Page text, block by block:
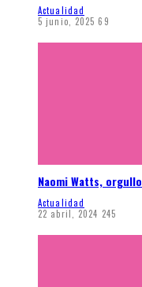
Actualidad
5 junio, 2025 69
Naomi Watts,
Actualidad
22 abril, 2024 245